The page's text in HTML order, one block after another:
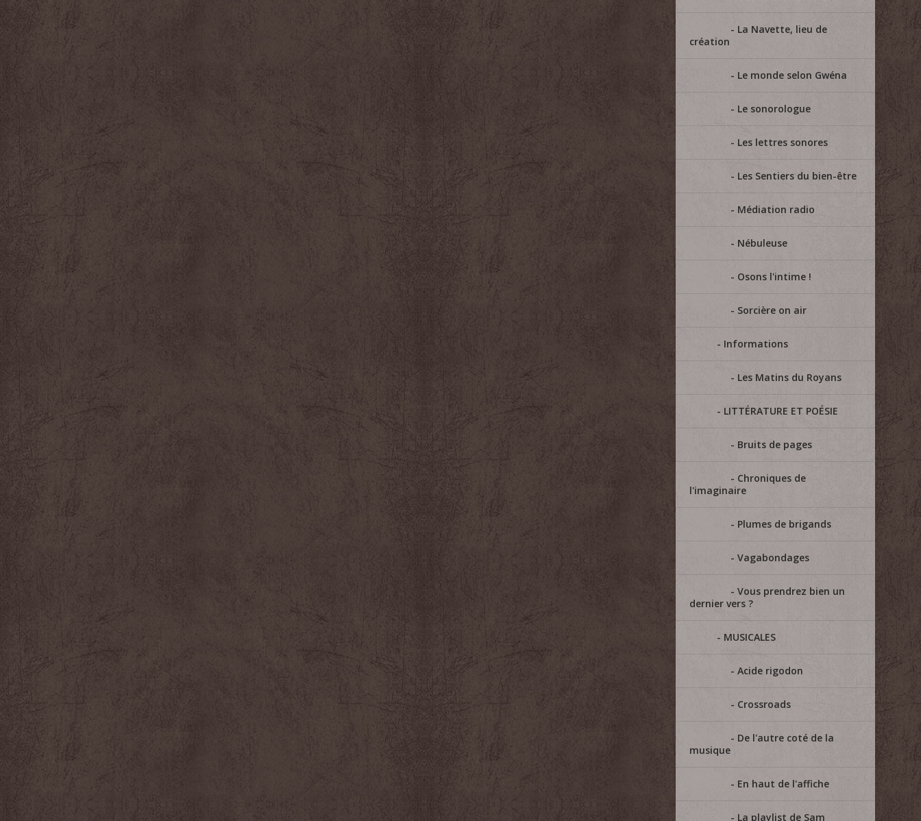
La Navette, lieu de
création
Le monde selon Gwéna
Le sonorologue
Les lettres sonores
Les Sentiers du bien-être
Médiation radio
Nébuleuse
Osons l'intime !
Sorcière on air
Informations
Les Matins du Royans
LITTÉRATURE ET POÉSIE
Bruits de pages
Chroniques de
l'imaginaire
Plumes de brigands
Vagabondages
Vous prendrez bien un
dernier vers ?
MUSICALES
Acide rigodon
Crossroads
De l'autre coté de la
musique
En haut de l'affiche
La playlist de Sam